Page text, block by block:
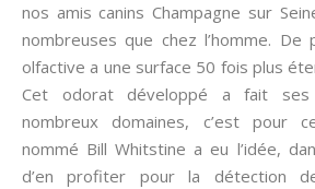
nos amis canins Champagne sur
nombreuses que chez l’homme. De
olfactive a une surface 50 fois plus
Cet odorat développé a fait
nombreux domaines, c’est pour
nommé Bill Whitstine a eu l’idée,
d’en profiter pour la détection